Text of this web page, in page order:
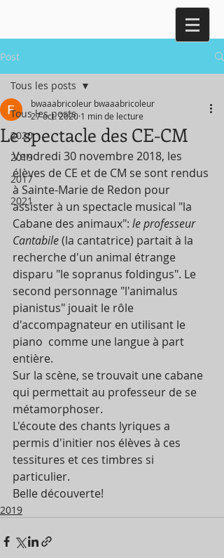
Post
Tous les posts
2020
2019
2017
2021
Tous les posts
Le spectacle des CE-CM
bwaaabricoleur bwaaabricoleur
27 oct. 2020 1 min de lecture
Vendredi 30 novembre 2018, les
élèves de CE et de CM se sont rendus
à Sainte-Marie de Redon pour
assister à un spectacle musical "la
Cabane des animaux": le professeur
Cantabile (la cantatrice) partait à la
recherche d'un animal étrange
disparu "le sopranus foldingus". Le
second personnage "l'animalus
pianistus" jouait le rôle
d'accompagnateur en utilisant le
piano  comme une langue à part
entière.
Sur la scène, se trouvait une cabane
qui permettait au professeur de se
métamorphoser.
L'écoute des chants lyriques a
permis d'initier nos élèves à ces
tessitures et ces timbres si
particulier.
Belle découverte!
2019